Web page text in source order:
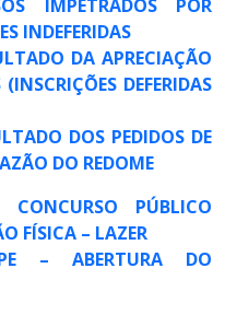
IMPETRADOS POR
INDEFERIDAS
DA APRECIAÇÃO
DEFERIDAS
DOS PEDIDOS DE
DO REDOME
PÚBLICO
FÍSICA – LAZER
– ABERTURA DO